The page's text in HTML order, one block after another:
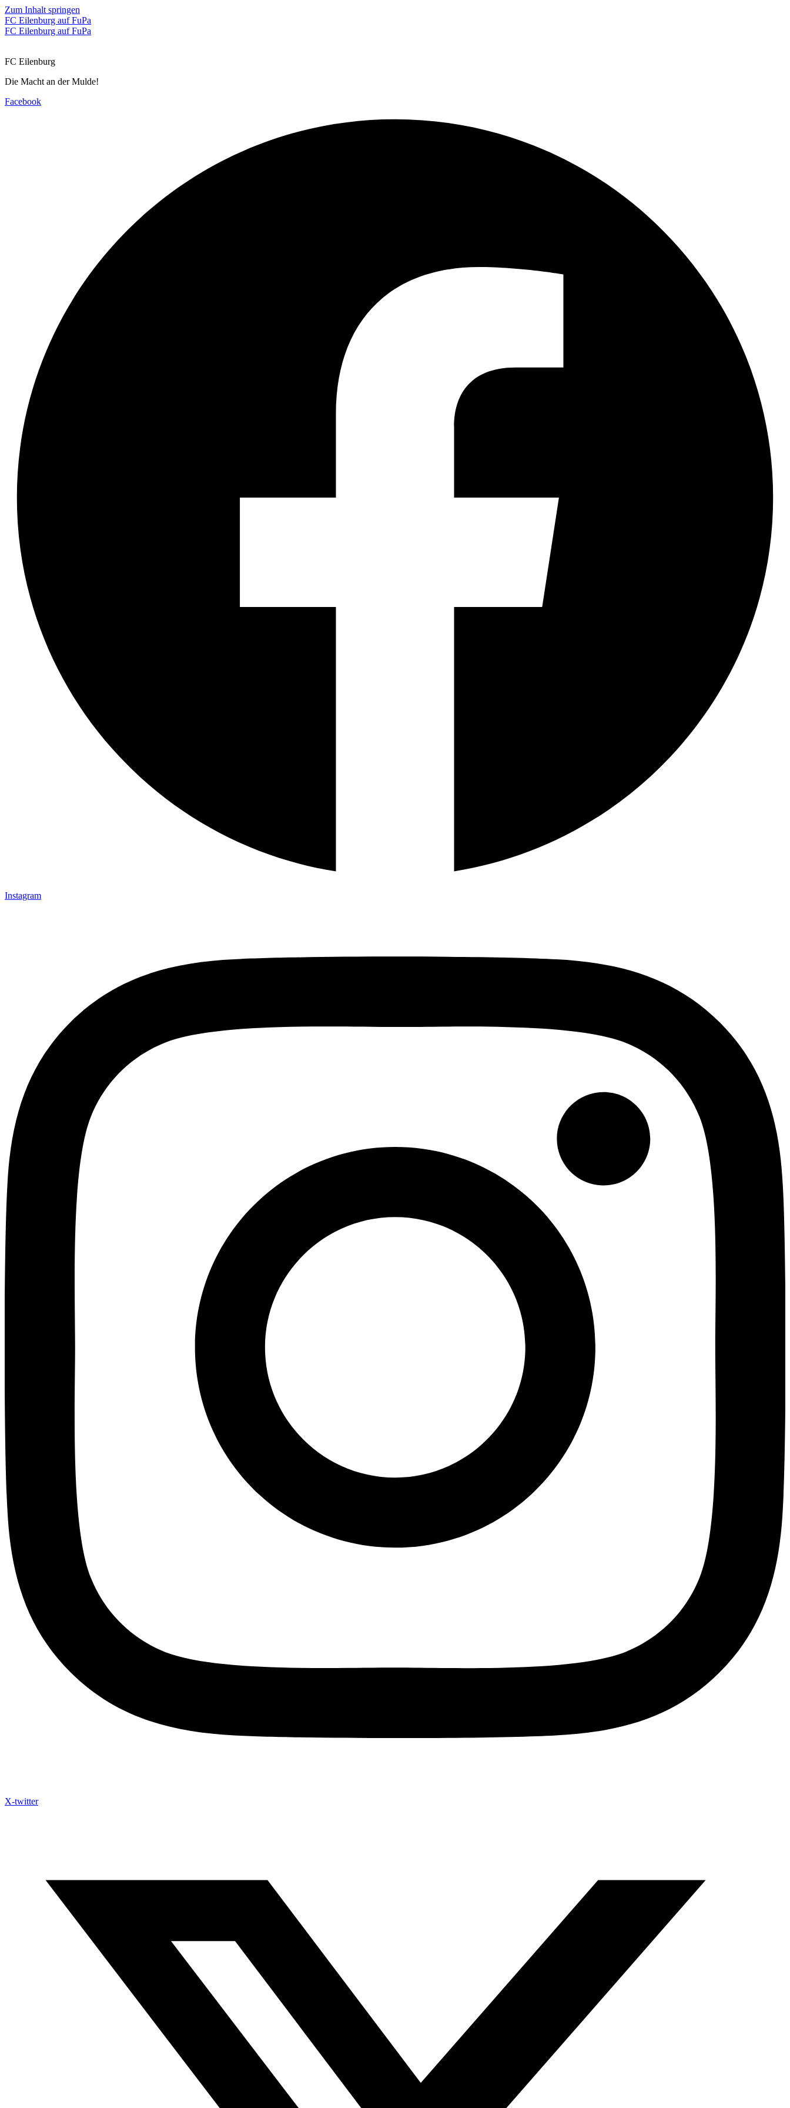
Zum Inhalt springen
FC Eilenburg auf FuPa
FC Eilenburg auf FuPa
FC Eilenburg
Die Macht an der Mulde!
Facebook
Instagram
X-twitter